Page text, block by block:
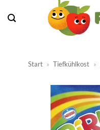
Inhalt
Start » Tiefkühlkost »